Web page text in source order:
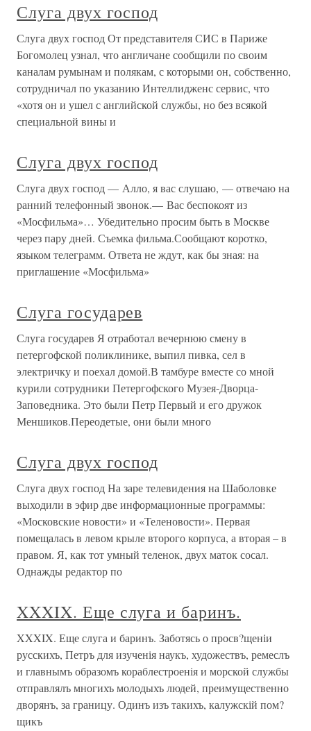
Слуга двух господ
Слуга двух господ От представителя СИС в Париже
Богомолец узнал, что англичане сообщили по своим
каналам румынам и полякам, с которыми он, собственно,
сотрудничал по указанию Интеллидженс сервис, что
«хотя он и ушел с английской службы, но без всякой
специальной вины и
Слуга двух господ
Слуга двух господ — Алло, я вас слушаю, — отвечаю на
ранний телефонный звонок.— Вас беспокоят из
«Мосфильма»… Убедительно просим быть в Москве
через пару дней. Съемка фильма.Сообщают коротко,
языком телеграмм. Ответа не ждут, как бы зная: на
приглашение «Мосфильма»
Слуга государев
Слуга государев Я отработал вечернюю смену в
петергофской поликлинике, выпил пивка, сел в
электричку и поехал домой.В тамбуре вместе со мной
курили сотрудники Петергофского Музея-Дворца-
Заповедника. Это были Петр Первый и его дружок
Меншиков.Переодетые, они были много
Слуга двух господ
Слуга двух господ На заре телевидения на Шаболовке
выходили в эфир две информационные программы:
«Московские новости» и «Теленовости». Первая
помещалась в левом крыле второго корпуса, а вторая – в
правом. Я, как тот умный теленок, двух маток сосал.
Однажды редактор по
XXXIX. Еще слуга и баринъ.
XXXIX. Еще слуга и баринъ. Заботясь о просв?щеніи
русскихъ, Петръ для изученія наукъ, художествъ, ремеслъ
и главнымъ образомъ кораблестроенія и морской службы
отправлялъ многихъ молодыхъ людей, преимущественно
дворянъ, за границу. Одинъ изъ такихъ, калужскій пом?
щикъ